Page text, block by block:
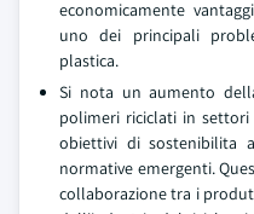
economicamente
uno dei principali
plastica.
Si nota un aumento
polimeri riciclati in
obiettivi di sostenibilita
normative emergenti.
collaborazione tra i